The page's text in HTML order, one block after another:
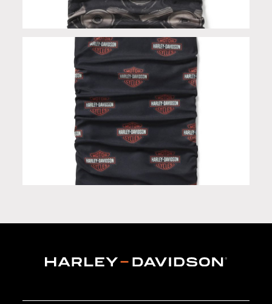
Scaldacollo in Limited Edition
Scaldacollo in Limited Edition